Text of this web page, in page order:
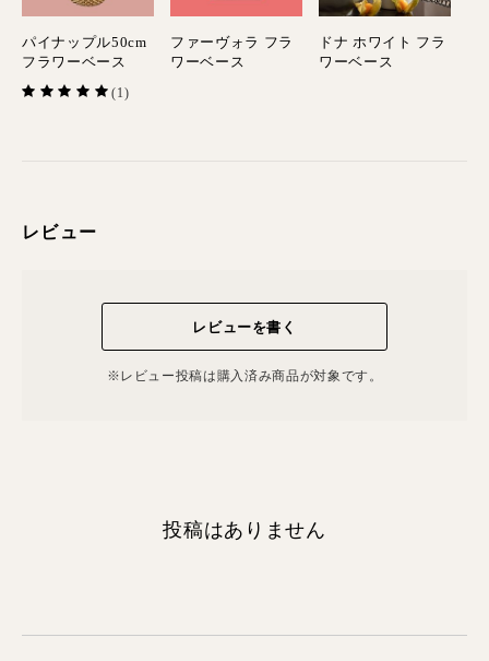
パイナップル50cm
フラワーベース
(1)
ファーヴォラ フラ
ワーベース
ドナ ホワイト フラ
ワーベース
レビュー
レビューを書く
※レビュー投稿は購⼊済み商品が対象です。
投稿はありません